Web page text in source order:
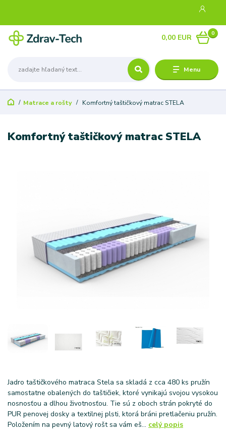
Menu
0
0,00 EUR
Matrace a rošty Komfortný taštičkový matrac STELA
Komfortný taštičkový matrac STELA
Jadro taštičkového matraca Stela sa skladá z cca 480 ks pružín
samostatne obalených do taštičiek, ktoré vynikajú svojou vysokou
nosnosťou a dlhou životnosťou. Tie sú z oboch strán pokryté do
PUR penovej dosky a textilnej plsti, ktorá bráni pretlačeniu pružín.
Položením na pevný latový rošt sa vám eš... celý popis